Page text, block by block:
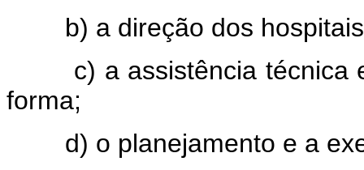
b) a direção dos
c) a assistência técnica
forma;
d) o planejamento e a